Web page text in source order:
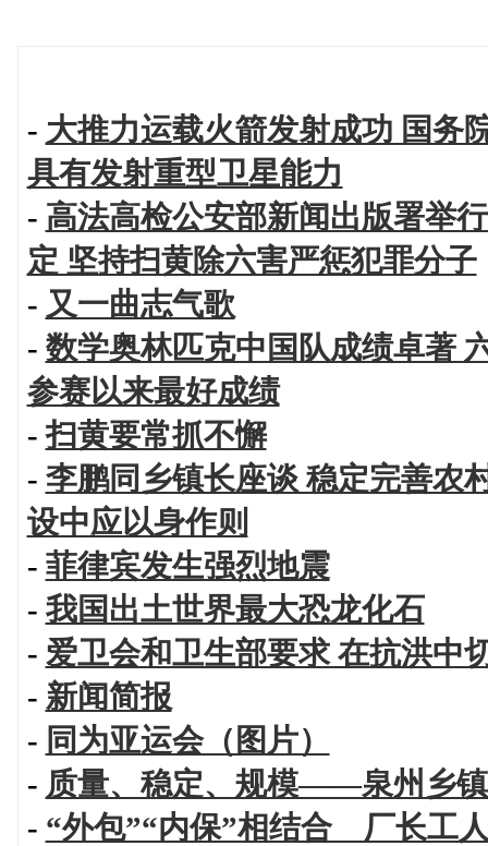
- 大推力运载火箭发射成功 国务
具有发射重型卫星能力
- 高法高检公安部新闻出版署举
定 坚持扫黄除六害严惩犯罪分子
- 又一曲志气歌
- 数学奥林匹克中国队成绩卓著
参赛以来最好成绩
-扫黄要常抓不懈
- 李鹏同乡镇长座谈 稳定完善农
设中应以身作则
- 菲律宾发生强烈地震
- 我国出土世界最大恐龙化石
- 爱卫会和卫生部要求 在抗洪中
- 新闻简报
- 同为亚运会（图片）
- 质量、稳定、规模——泉州乡
- “外包”“内保”相结合 厂长工